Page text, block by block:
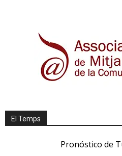
El Temps
Pronóstico de